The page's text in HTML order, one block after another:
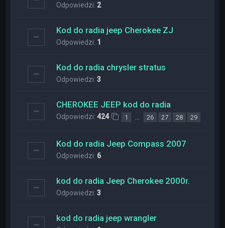
Odpowiedzi: 2
Kod do radia jeep Cherokee ZJ
Odpowiedzi: 1
Kod do radia chrysler stratus
Odpowiedzi:3
CHEROKEE JEEP kod do radia
Odpowiedzi:424 1 26 27 28 29
Kod do radia Jeep Compass 2007
Odpowiedzi: 6
kod do radia Jeep Cherokee 2000r.
Odpowiedzi:3
kod do radia jeep wrangler